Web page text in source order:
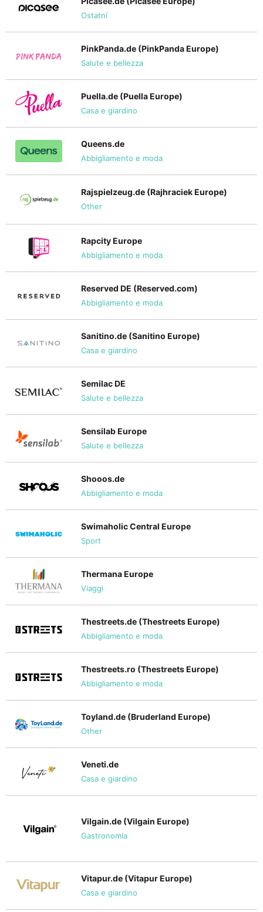
Ostatní
PinkPanda.de (PinkPanda Europe)
Salute e bellezza
Puella.de (Puella Europe)
Casa e giardino
Queens.de
Abbigliamento e moda
Rajspielzeug.de (Rajhraciek Europe)
Other
Rapcity Europe
Abbigliamento e moda
Reserved DE (Reserved.com)
Abbigliamento e moda
Sanitino.de (Sanitino Europe)
Casa e giardino
Semilac DE
Salute e bellezza
Sensilab Europe
Salute e bellezza
Shooos.de
Abbigliamento e moda
Swimaholic Central Europe
Sport
Thermana Europe
Viaggi
Thestreets.de (Thestreets Europe)
Abbigliamento e moda
Thestreets.ro (Thestreets Europe)
Abbigliamento e moda
Toyland.de (Bruderland Europe)
Other
Veneti.de
Casa e giardino
Vilgain.de (Vilgain Europe)
Gastronomia
Vitapur.de (Vitapur Europe)
Casa e giardino